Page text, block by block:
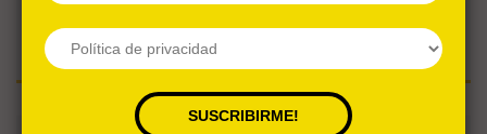
Miguel Mogari